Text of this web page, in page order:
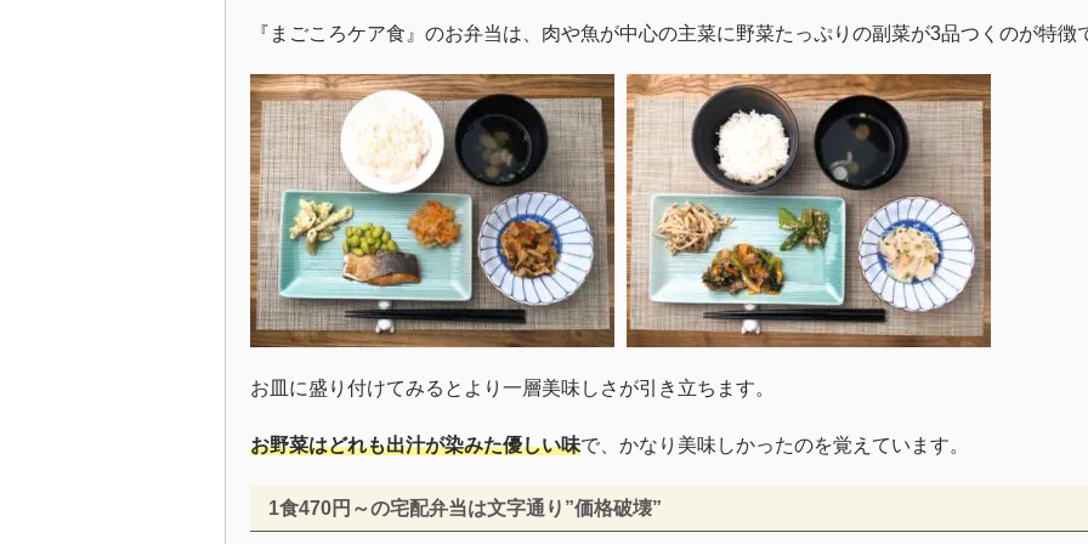
『まごころケア食』のお弁当は、肉や魚が中心の主菜に野菜たっぷりの副菜が3品つくのが特徴
お皿に盛り付けてみるとより一層美味しさが引き立ちます。
お野菜はどれも出汁が染みた優しい味で、かなり美味しかったのを覚えています。
1食470円～の宅配弁当は文字通り”価格破壊”